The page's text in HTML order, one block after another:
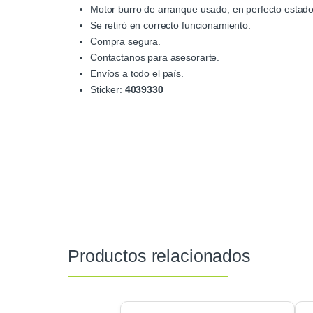
Motor burro de arranque usado, en perfecto
Se retiró en correcto funcionamiento.
Compra segura.
Contactanos para asesorarte.
Envíos a todo el país.
Sticker: 4039330
Productos relacionados